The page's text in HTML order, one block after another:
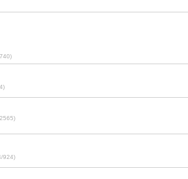
924)